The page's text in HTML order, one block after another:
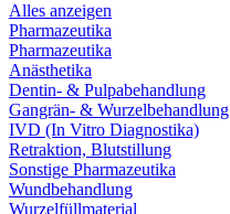
Alles anzeigen
Pharmazeutika
Pharmazeutika
Anästhetika
Dentin- & Pulpabehandlung
Gangrän- & Wurzelbehandlung
IVD (In Vitro Diagnostika)
Retraktion, Blutstillung
Sonstige Pharmazeutika
Wundbehandlung
Wurzelfüllmaterial